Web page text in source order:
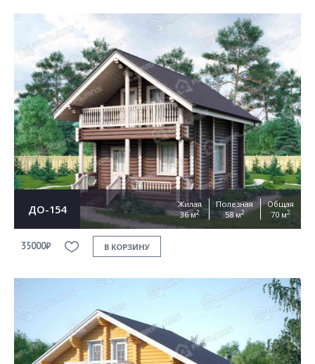
ДО-154
Жилая
36 м2
Полезная
58 м2
Общая
70 м2
35000₽ В КОРЗИНУ